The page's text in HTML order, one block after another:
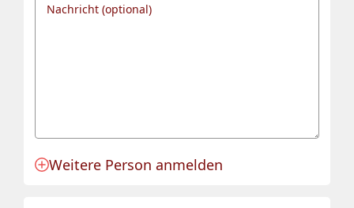
Nachricht (optional)
Anmeldung für eine Person angelegt.
Weitere Person anmelden